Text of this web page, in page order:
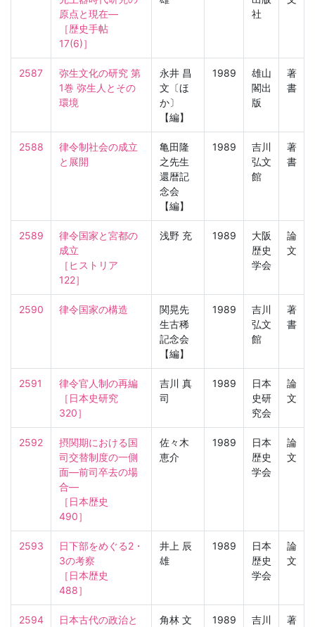
原点と現在—
［歴史手帖
17(6)］
社
2587
弥生文化の研究 第
1巻 弥生人とその
環境
永井 昌
文〔ほ
か〕
【編】
1989
雄山
閣出
版
著
書
2588
律令制社会の成立
と展開
亀田隆
之先生
還暦記
念会
【編】
1989
吉川
弘文
館
著
書
2589
律令国家と宮都の
成立
［ヒストリア
122］
浅野 充 1989
大阪
歴史
学会
論
文
2590 律令国家の構造
関晃先
生古稀
記念会
【編】
1989
吉川
弘文
館
著
書
2591
律令官人制の再編
［日本史研究
320］
吉川 真
司
1989
日本
史研
究会
論
文
2592
摂関期における国
司交替制度の一側
面—前司卒去の場
合—
［日本歴史
490］
佐々木
恵介
1989
日本
歴史
学会
論
文
2593
日下部をめぐる2・
3の考察
［日本歴史
488］
井上 辰
雄
1989
日本
歴史
学会
論
文
2594
日本古代の政治と
角林 文
1989
吉川
著